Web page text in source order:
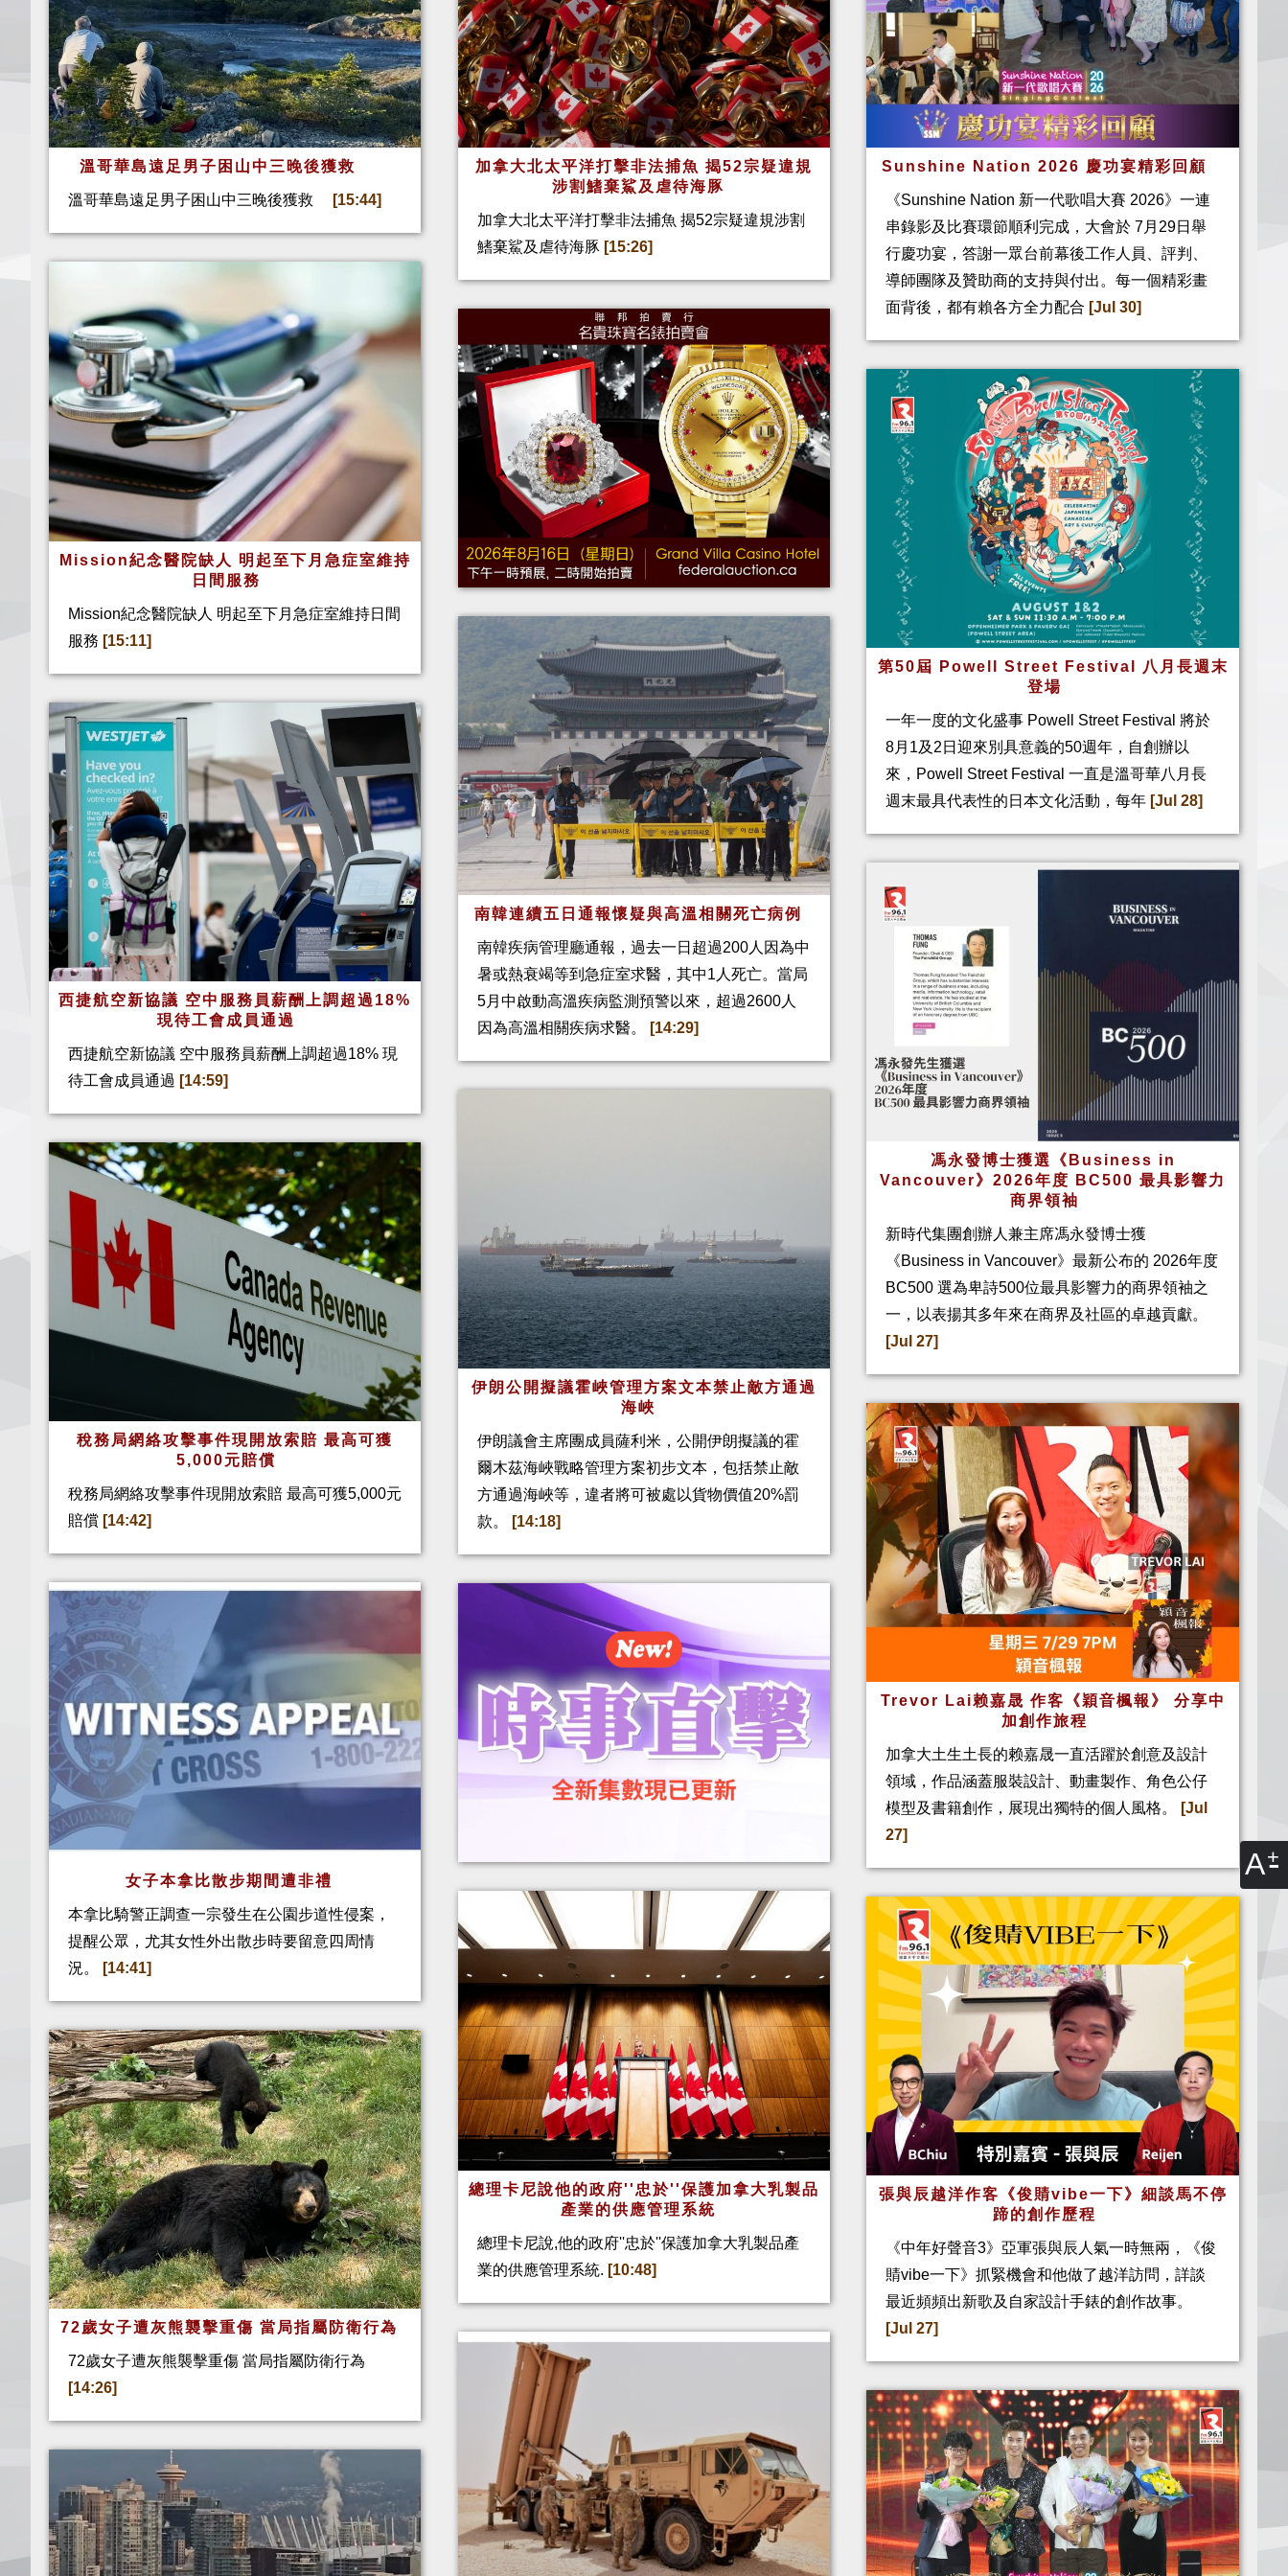
A
溫哥華島遠足男子困山中三晚後獲救
溫哥華島遠足男子困山中三晚後獲救 [15:44]
Mission紀念醫院缺人 明起至下月急症室維持
日間服務
Mission紀念醫院缺人 明起至下月急症室維持日間
服務 [15:11]
西捷航空新協議 空中服務員薪酬上調超過18%
現待工會成員通過
西捷航空新協議 空中服務員薪酬上調超過18% 現
待工會成員通過 [14:59]
稅務局網絡攻擊事件現開放索賠 最高可獲
5,000元賠償
稅務局網絡攻擊事件現開放索賠 最高可獲5,000元
賠償 [14:42]
女子本拿比散步期間遭非禮
本拿比騎警正調查一宗發生在公園步道性侵案，
提醒公眾，尤其女性外出散步時要留意四周情
況。
[14:41]
72歲女子遭灰熊襲擊重傷 當局指屬防衛行為
72歲女子遭灰熊襲擊重傷 當局指屬防衛行為
[14:26]
加拿大北太平洋打擊非法捕魚 揭52宗疑違規
涉割鰭棄鯊及虐待海豚
加拿大北太平洋打擊非法捕魚 揭52宗疑違規涉割
鰭棄鯊及虐待海豚 [15:26]
南韓連續五日通報懷疑與高溫相關死亡病例
南韓疾病管理廳通報，過去一日超過200人因為中
暑或熱衰竭等到急症室求醫，其中1人死亡。當局
5月中啟動高溫疾病監測預警以來，超過2600人
因為高溫相關疾病求醫。
[14:29]
伊朗公開擬議霍峽管理方案文本禁止敵方通過
海峽
伊朗議會主席團成員薩利米，公開伊朗擬議的霍
爾木茲海峽戰略管理方案初步文本，包括禁止敵
方通過海峽等，違者將可被處以貨物價值20%罰
款。
[14:18]
總理卡尼說他的政府''忠於''保護加拿大乳製品
產業的供應管理系統
總理卡尼說,他的政府''忠於''保護加拿大乳製品產
業的供應管理系統. [10:48]
Sunshine Nation 2026 慶功宴精彩回顧
《Sunshine Nation 新一代歌唱大賽 2026》一連
串錄影及比賽環節順利完成，大會於 7月29日舉
行慶功宴，答謝一眾台前幕後工作人員、評判、
導師團隊及贊助商的支持與付出。每一個精彩畫
面背後，都有賴各方全力配合 [Jul 30]
第50屆 Powell Street Festival 八月長週末
登場
一年一度的文化盛事 Powell Street Festival 將於
8月1及2日迎來別具意義的50週年，自創辦以
來，Powell Street Festival 一直是溫哥華八月長
週末最具代表性的日本文化活動，每年 [Jul 28]
馮永發博士獲選《Business in
Vancouver》2026年度 BC500 最具影響力
商界領袖
新時代集團創辦人兼主席馮永發博士獲
《Business in Vancouver》最新公布的 2026年度
BC500 選為卑詩500位最具影響力的商界領袖之
一，以表揚其多年來在商界及社區的卓越貢獻。
[Jul 27]
Trevor Lai赖嘉晟 作客《穎音楓報》 分享中
加創作旅程
加拿大土生土長的赖嘉晟一直活躍於創意及設計
領域，作品涵蓋服裝設計、動畫製作、角色公仔
模型及書籍創作，展現出獨特的個人風格。
[Jul
27]
張與辰越洋作客《俊䝼vibe一下》細談馬不停
蹄的創作歷程
《中年好聲音3》亞軍張與辰人氣一時無兩，《俊
䝼vibe一下》抓緊機會和他做了越洋訪問，詳談
最近頻頻出新歌及自家設計手錶的創作故事。
[Jul 27]